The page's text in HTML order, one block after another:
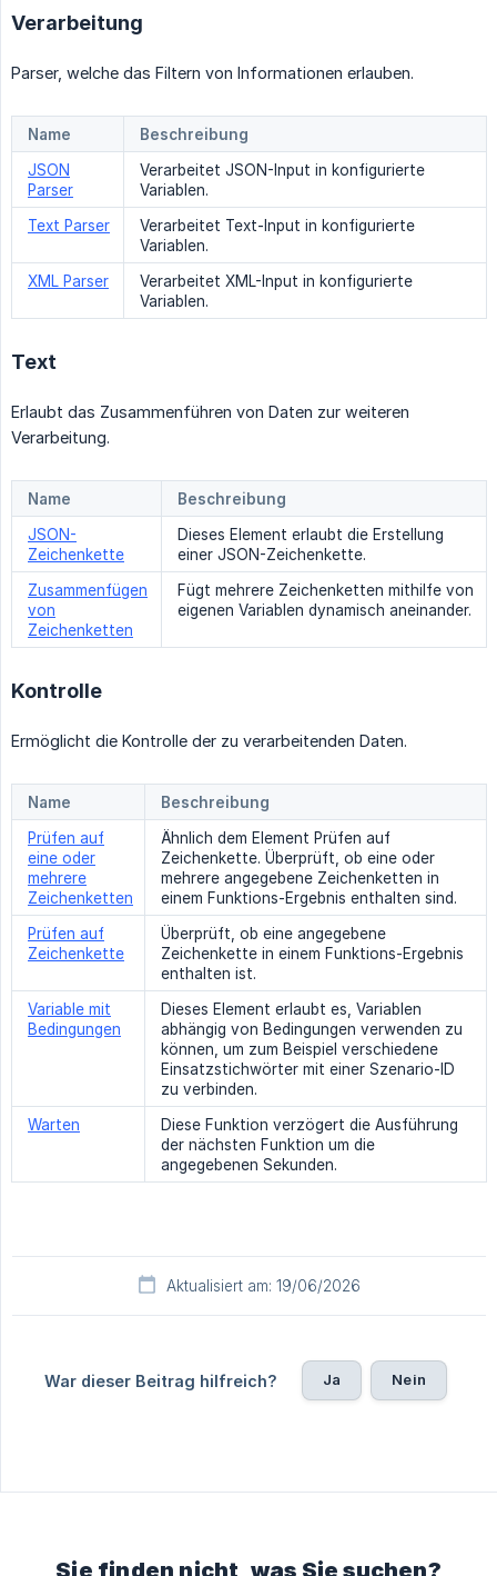
Verarbeitung
Parser, welche das Filtern von Informationen erlauben.
Name
Beschreibung
JSON
Parser
Verarbeitet JSON-Input in konfigurierte
Variablen.
Text Parser
Verarbeitet Text-Input in konfigurierte
Variablen.
XML Parser
Verarbeitet XML-Input in konfigurierte
Variablen.
Text
Erlaubt das Zusammenführen von Daten zur weiteren
Verarbeitung.
Name
Beschreibung
JSON-
Zeichenkette
Dieses Element erlaubt die Erstellung
einer JSON-Zeichenkette.
Zusammenfügen
von
Zeichenketten
Fügt mehrere Zeichenketten mithilfe von
eigenen Variablen dynamisch aneinander.
Kontrolle
Ermöglicht die Kontrolle der zu verarbeitenden Daten.
Name
Beschreibung
Prüfen auf
eine oder
mehrere
Zeichenketten
Ähnlich dem Element Prüfen auf
Zeichenkette. Überprüft, ob eine oder
mehrere angegebene Zeichenketten in
einem Funktions-Ergebnis enthalten sind.
Prüfen auf
Zeichenkette
Überprüft, ob eine angegebene
Zeichenkette in einem Funktions-Ergebnis
enthalten ist.
Variable mit
Bedingungen
Dieses Element erlaubt es, Variablen
abhängig von Bedingungen verwenden zu
können, um zum Beispiel verschiedene
Einsatzstichwörter mit einer Szenario-ID
zu verbinden.
Warten
Diese Funktion verzögert die Ausführung
der nächsten Funktion um die
angegebenen Sekunden.
Aktualisiert am: 19/06/2026
War dieser Beitrag hilfreich? Ja Nein
Sie finden nicht, was Sie suchen?